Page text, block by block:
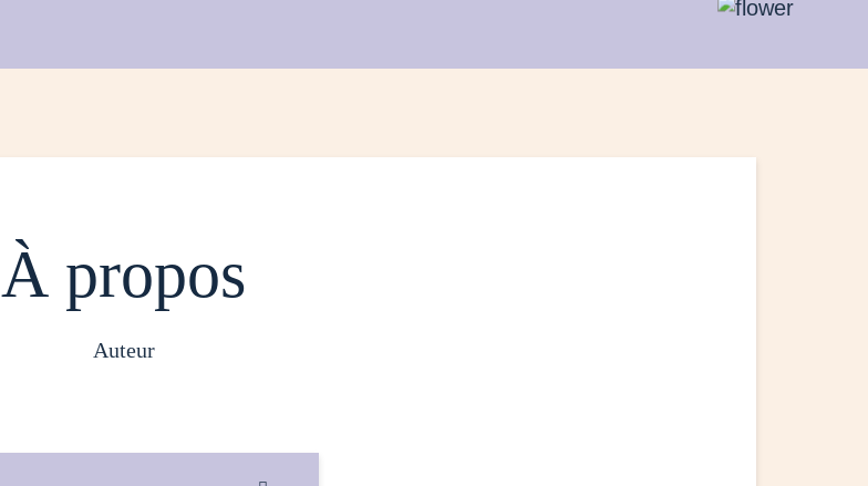
À propos
auteur